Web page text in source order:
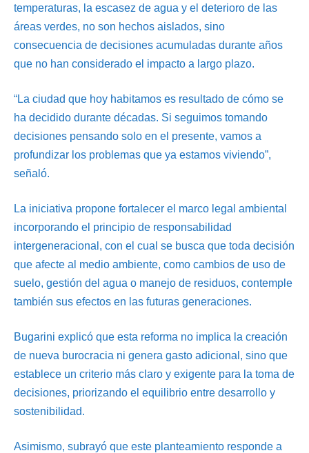
temperaturas, la escasez de agua y el deterioro de las
áreas verdes, no son hechos aislados, sino
consecuencia de decisiones acumuladas durante años
que no han considerado el impacto a largo plazo.
“La ciudad que hoy habitamos es resultado de cómo se
ha decidido durante décadas. Si seguimos tomando
decisiones pensando solo en el presente, vamos a
profundizar los problemas que ya estamos viviendo”,
señaló.
La iniciativa propone fortalecer el marco legal ambiental
incorporando el principio de responsabilidad
intergeneracional, con el cual se busca que toda decisión
que afecte al medio ambiente, como cambios de uso de
suelo, gestión del agua o manejo de residuos, contemple
también sus efectos en las futuras generaciones.
Bugarini explicó que esta reforma no implica la creación
de nueva burocracia ni genera gasto adicional, sino que
establece un criterio más claro y exigente para la toma de
decisiones, priorizando el equilibrio entre desarrollo y
sostenibilidad.
Asimismo, subrayó que este planteamiento responde a